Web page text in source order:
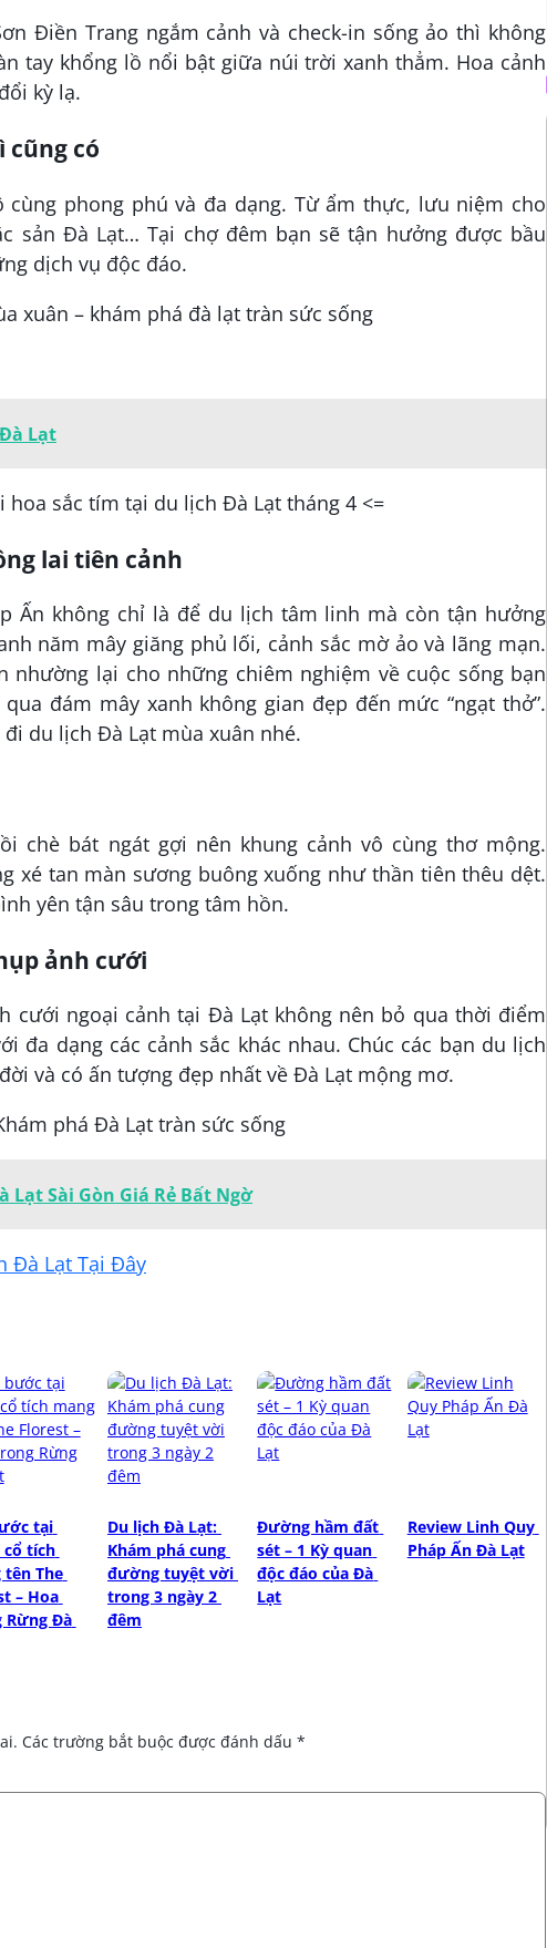
Điền Trang ngắm cảnh và check-in sống ảo thì không
tay khổng lồ nổi bật giữa núi trời xanh thẳm. Hoa cảnh
kỳ lạ.
cũng có
phong phú và đa dạng. Từ ẩm thực, lưu niệm cho
sản Đà Lạt… Tại chợ đêm bạn sẽ tận hưởng được bầu
dịch vụ độc đáo.
Lạt
hoa sắc tím tại du lịch Đà Lạt tháng 4 <=
lai tiên cảnh
Ấn không chỉ là để du lịch tâm linh mà còn tận hưởng
năm mây giăng phủ lối, cảnh sắc mờ ảo và lãng mạn.
nhường lại cho những chiêm nghiệm về cuộc sống bạn
đám mây xanh không gian đẹp đến mức “ngạt thở”.
du lịch Đà Lạt mùa xuân nhé.
chè bát ngát gợi nên khung cảnh vô cùng thơ mộng.
xé tan màn sương buông xuống như thần tiên thêu dệt.
yên tận sâu trong tâm hồn.
ảnh cưới
cưới ngoại cảnh tại Đà Lạt không nên bỏ qua thời điểm
đa dạng các cảnh sắc khác nhau. Chúc các bạn du lịch
và có ấn tượng đẹp nhất về Đà Lạt mộng mơ.
phá Đà Lạt tràn sức sống
Lạt Sài Gòn Giá Rẻ Bất Ngờ
Đà Lạt Tại Đây
tại
tích
tên The
– Hoa
Rừng Đà
Du lịch Đà Lạt:
Khám phá cung
đường tuyệt vời
trong 3 ngày 2
đêm
Đường hầm đất
sét – 1 Kỳ quan
độc đáo của Đà
Lạt
Review Linh Quy
Pháp Ấn Đà Lạt
Các trường bắt buộc được đánh dấu *